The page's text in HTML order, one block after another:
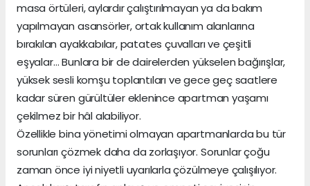
masa örtüleri, aylardır çalıştırılmayan ya da bakım
yapılmayan asansörler, ortak kullanım alanlarına
bırakılan ayakkabılar, patates çuvalları ve çeşitli
eşyalar… Bunlara bir de dairelerden yükselen bağırışlar,
yüksek sesli komşu toplantıları ve gece geç saatlere
kadar süren gürültüler eklenince apartman yaşamı
çekilmez bir hâl alabiliyor.
Özellikle bina yönetimi olmayan apartmanlarda bu tür
sorunları çözmek daha da zorlaşıyor. Sorunlar çoğu
zaman önce iyi niyetli uyarılarla çözülmeye çalışılıyor.